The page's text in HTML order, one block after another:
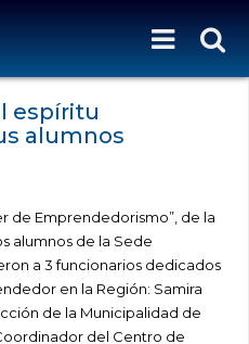
espíritu
alumnos
de Emprendedorismo”, de la
alumnos de la Sede
a 3 funcionarios dedicados
en la Región: Samira
de la Municipalidad de
del Centro de